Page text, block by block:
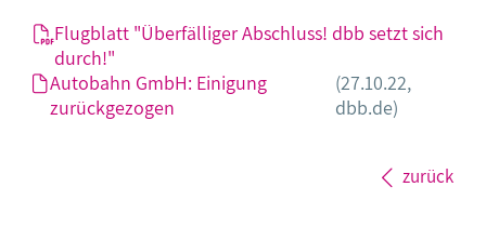
Flugblatt "Überfälliger Abschluss! dbb setzt sich
durch!"
Autobahn GmbH: Einigung
zurückgezogen
(27.10.22,
dbb.de)
zurück